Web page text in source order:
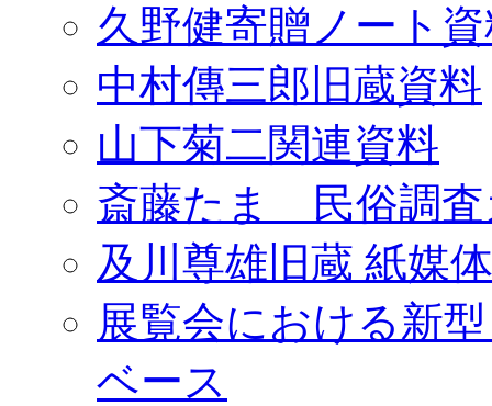
久野健寄贈ノート
中村傳三郎旧蔵資料
山下菊二関連資料
斎藤たま 民俗調査
及川尊雄旧蔵 紙媒
展覧会における新
ベース